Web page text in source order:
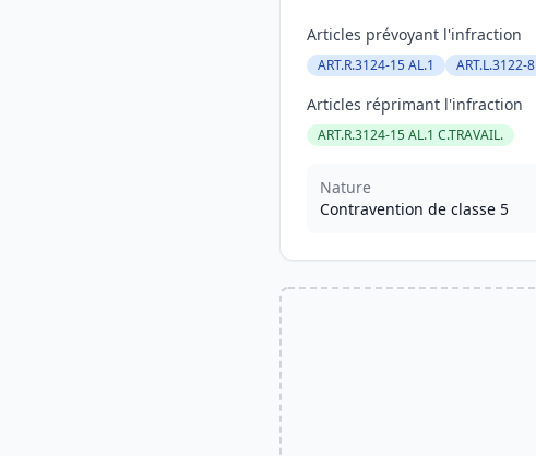
Articles prévoyant l'infraction
ART.R.3124-15 AL.1 ART.L.3122-8
Articles réprimant l'infraction
ART.R.3124-15 AL.1 C.TRAVAIL.
Nature
Contravention de classe 5